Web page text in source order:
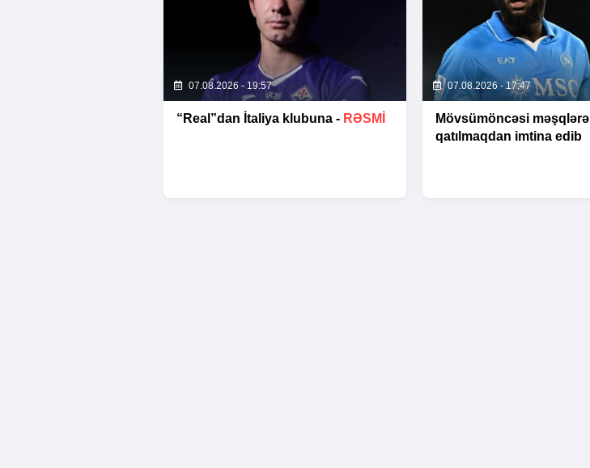
07.08.2026 - 19:57
“Real”dan İtaliya klubuna - RƏSMİ
07.08.2026 - 17:47
Mövsümöncəsi məşqlərə
qatılmaqdan imtina edib